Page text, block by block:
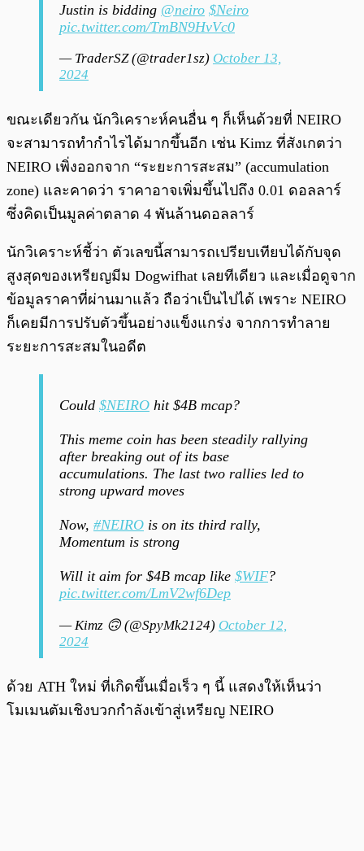
Justin is bidding @neiro $Neiro
pic.twitter.com/TmBN9HvVc0
— TraderSZ (@trader1sz) October 13,
2024
ขณะเดียวกัน นักวิเคราะห์คนอื่น ๆ ก็เห็นด้วยที่ NEIRO
จะสามารถทำกำไรได้มากขึ้นอีก เช่น Kimz ที่สังเกตว่า
NEIRO เพิ่งออกจาก “ระยะการสะสม” (accumulation
zone) และคาดว่า ราคาอาจเพิ่มขึ้นไปถึง 0.01 ดอลลาร์
ซึ่งคิดเป็นมูลค่าตลาด 4 พันล้านดอลลาร์
นักวิเคราะห์ชี้ว่า ตัวเลขนี้สามารถเปรียบเทียบได้กับจุด
สูงสุดของเหรียญมีม Dogwifhat เลยทีเดียว และเมื่อดูจาก
ข้อมูลราคาที่ผ่านมาแล้ว ถือว่าเป็นไปได้ เพราะ NEIRO
ก็เคยมีการปรับตัวขึ้นอย่างแข็งแกร่ง จากการทำลาย
ระยะการสะสมในอดีต
Could $NEIRO hit $4B mcap?
This meme coin has been steadily rallying
after breaking out of its base
accumulations. The last two rallies led to
strong upward moves
Now, #NEIRO is on its third rally,
Momentum is strong
Will it aim for $4B mcap like $WIF?
pic.twitter.com/LmV2wf6Dep
— Kimz 🙃 (@SpyMk2124) October 12,
2024
ด้วย ATH ใหม่ ที่เกิดขึ้นเมื่อเร็ว ๆ นี้ แสดงให้เห็นว่า
โมเมนตัมเชิงบวกกำลังเข้าสู่เหรียญ NEIRO